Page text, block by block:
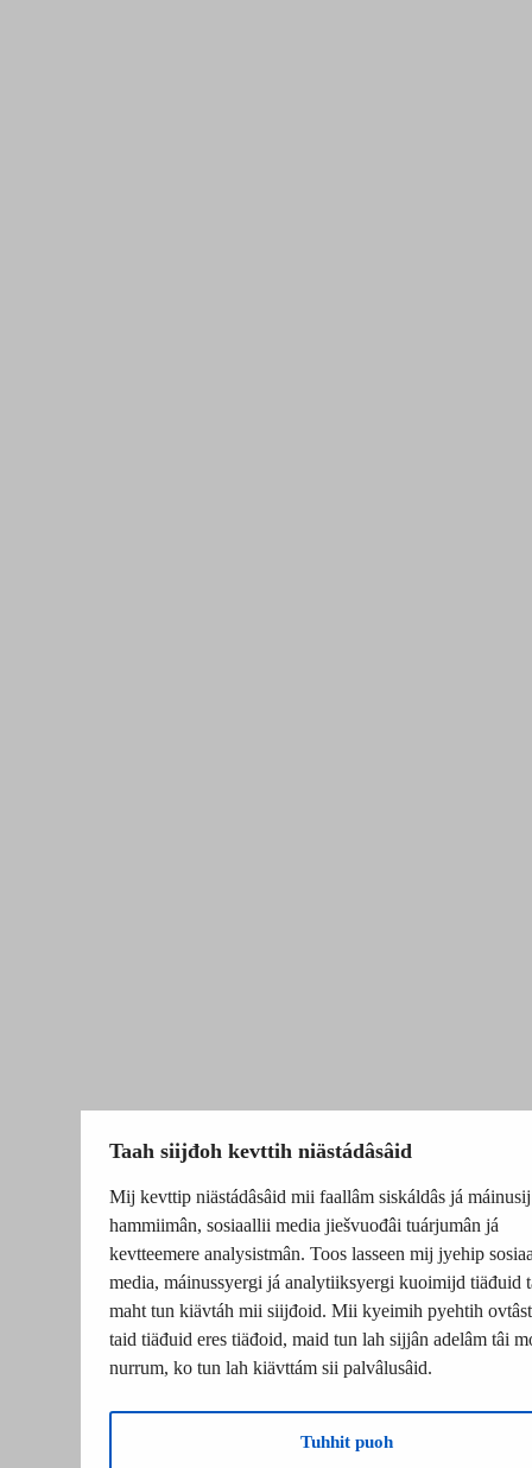
Taah siijđoh kevttih niästádâsâid
Mij kevttip niästádâsâid mii faallâm siskáldâs já máinusij
hammiimân, sosiaallii media jiešvuođâi tuárjumân já
kevtteemere analysistmân. Toos lasseen mij jyehip
media, máinussyergi já analytiiksyergi kuoimijd tiäđuid
maht tun kiävtáh mii siijđoid. Mii kyeimih pyehtih
taid tiäđuid eres tiäđoid, maid tun lah sijjân adelâm tâi
nurrum, ko tun lah kiävttám sii palvâlusâid.
Tuhhit puoh